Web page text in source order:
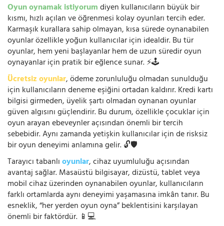
Oyun oynamak istiyorumdiyen kullanıcıların büyük bir
kısmı, hızlı açılan ve öğrenmesi kolay oyunları tercih eder.
Karmaşık kurallara sahip olmayan, kısa sürede oynanabilen
oyunlar özellikle yoğun kullanıcılar için idealdir. Bu tür
oyunlar, hem yeni başlayanlar hem de uzun süredir oyun
oynayanlar için pratik bir eğlence sunar. ⚡🕹️
Ücretsiz oyunlar, ödeme zorunluluğu olmadan sunulduğu
için kullanıcıların deneme eşiğini ortadan kaldırır. Kredi kartı
bilgisi girmeden, üyelik şartı olmadan oynanan oyunlar
güven algısını güçlendirir. Bu durum, özellikle çocuklar için
oyun arayan ebeveynler açısından önemli bir tercih
sebebidir. Aynı zamanda yetişkin kullanıcılar için de risksiz
bir oyun deneyimi anlamına gelir. 🔓🛡️
Tarayıcı tabanlıoyunlar, cihaz uyumluluğu açısından
avantaj sağlar. Masaüstü bilgisayar, dizüstü, tablet veya
mobil cihaz üzerinden oynanabilen oyunlar, kullanıcıların
farklı ortamlarda aynı deneyimi yaşamasına imkân tanır. Bu
esneklik, “her yerden oyun oyna” beklentisini karşılayan
önemli bir faktördür. 📱💻